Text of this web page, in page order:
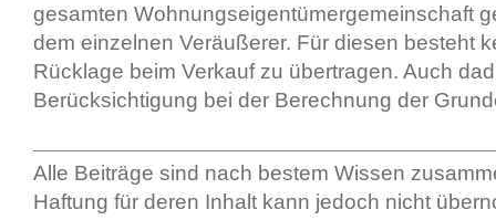
gesamten Wohnungseigentümergemeinschaft
dem einzelnen Veräußerer. Für diesen besteht
Rücklage beim Verkauf zu übertragen. Auch
Berücksichtigung bei der Berechnung der
Alle Beiträge sind nach bestem Wissen
Haftung für deren Inhalt kann jedoch nicht